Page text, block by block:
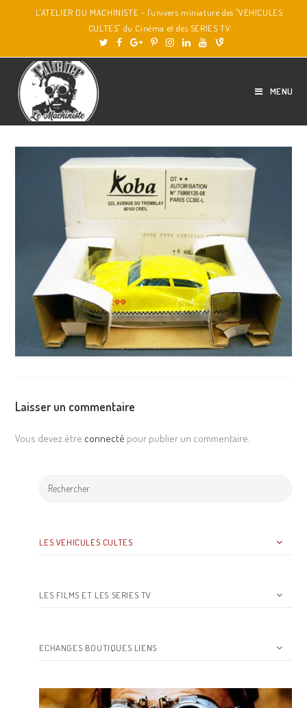
L'ATELIER DU MACHINISTE - l'univers miniature des "VÉHICULES
CULTES" du Cinéma et des SÉRIES TV
MENU
Laisser un commentaire
Vous devez être connecté pour publier un commentaire.
LES VEHICULES CULTES
LES FILMS ET LES SERIES TV
ECHANGES BOUTIQUES LIENS